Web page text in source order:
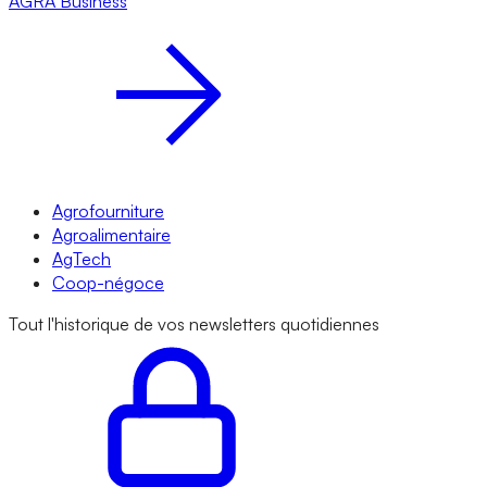
Agrofourniture
Agroalimentaire
AgTech
Coop-négoce
Tout l'historique de vos newsletters quotidiennes